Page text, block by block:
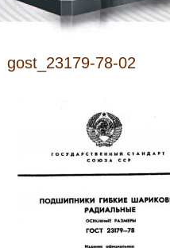
gost_23179-78-02